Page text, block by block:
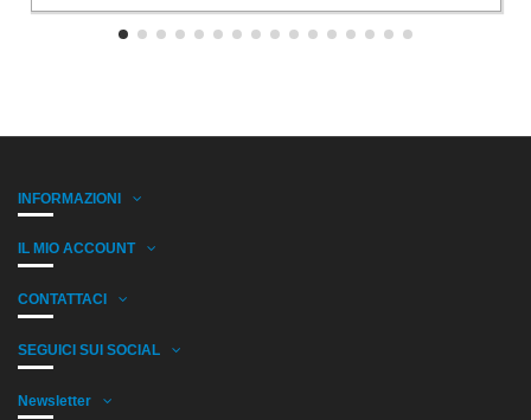
INFORMAZIONI
IL MIO ACCOUNT
CONTATTACI
SEGUICI SUI SOCIAL
Newsletter